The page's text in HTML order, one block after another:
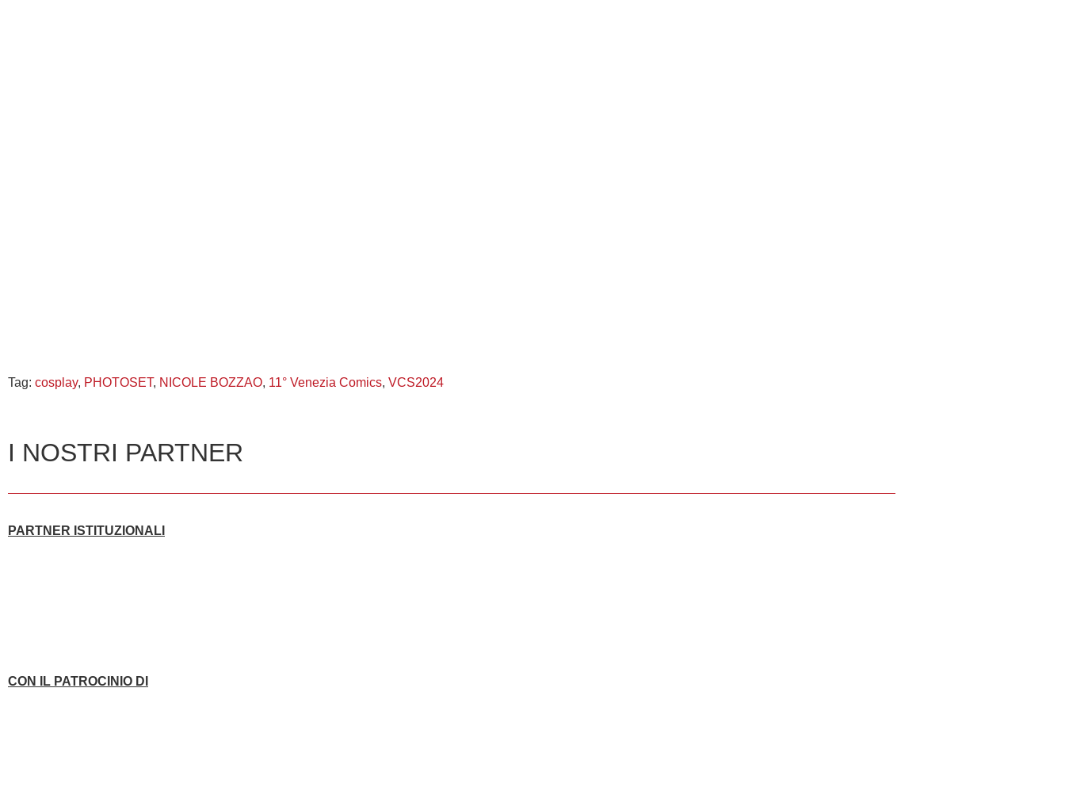
Tag: cosplay, PHOTOSET, NICOLE BOZZAO, 11° Venezia Comics, VCS2024
I NOSTRI PARTNER
PARTNER ISTITUZIONALI
CON IL PATROCINIO DI